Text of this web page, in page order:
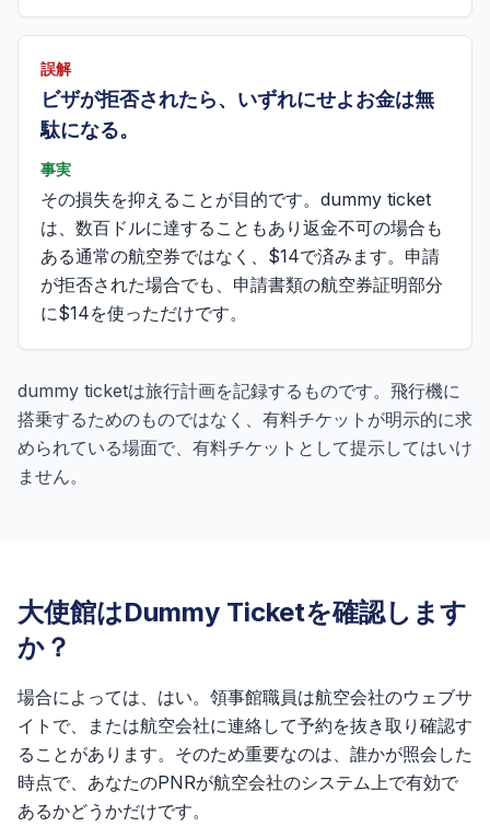
誤解
ビザが拒否されたら、いずれにせよお金は無
駄になる。
事実
その損失を抑えることが目的です。dummy ticket
は、数百ドルに達することもあり返金不可の場合も
ある通常の航空券ではなく、$14で済みます。申請
が拒否された場合でも、申請書類の航空券証明部分
に$14を使っただけです。
dummy ticketは旅行計画を記録するものです。飛行機に
搭乗するためのものではなく、有料チケットが明示的に求
められている場面で、有料チケットとして提示してはいけ
ません。
大使館はDummy Ticketを確認します
か？
場合によっては、はい。領事館職員は航空会社のウェブサ
イトで、または航空会社に連絡して予約を抜き取り確認す
ることがあります。そのため重要なのは、誰かが照会した
時点で、あなたのPNRが航空会社のシステム上で有効で
あるかどうかだけです。